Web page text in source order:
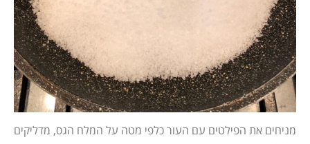
מניחים את הפילטים עם העור כלפי מטה על המלח הגס, מדליקים